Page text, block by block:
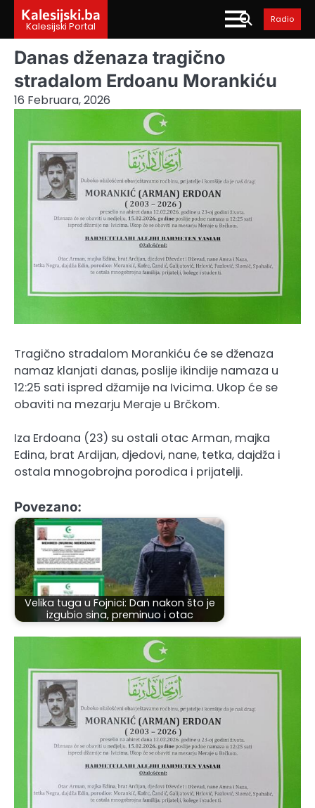
content
Kalesijski.ba
Kalesijski Portal
Radio
Danas dženaza tragično
stradalom Erdoanu Morankiću
16 Februara, 2026
Tragično stradalom Morankiću će se dženaza
namaz klanjati danas, poslije ikindije namaza u
12:25 sati ispred džamije na Ivicima. Ukop će se
obaviti na mezarju Meraje u Brčkom.
Iza Erdoana (23) su ostali otac Arman, majka
Edina, brat Ardijan, djedovi, nane, tetka, dajdža i
ostala mnogobrojna porodica i prijatelji.
Povezano:
Velika tuga u Fojnici: Dan nakon što je
izgubio sina, preminuo i otac